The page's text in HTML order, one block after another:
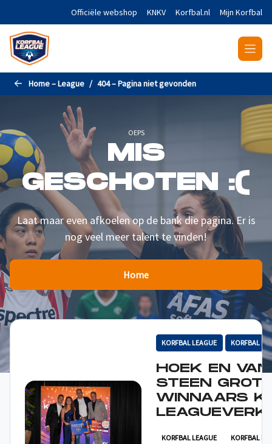
Naar de hoofdinhoud gaanOfficiële webshop KNKV Korfbal.nl Mijn Korfbal
Home – League 404 – Pagina niet gevonden
OEPS
MIS
GESCHOTEN :(
Laat maar even afkoelen op de bank die pagina. Er is
nog veel meer talent te vinden!
Home
KORFBAL LEAGUE KORFBAL
HOEK EN VAN
STEEN
WINNAARS
KORFBAL LEAGUE KORFBAL